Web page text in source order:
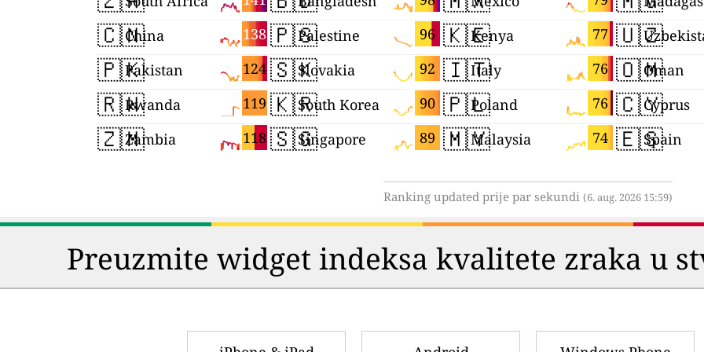
🇨🇳 138
China
🇵🇰 124
Pakistan
🇷🇼 119
Rwanda
🇿🇲 118
Zambia
🇵🇸 96
Palestine
🇸🇰 92
Slovakia
🇰🇷 90
South Korea
🇸🇬 89
Singapore
🇰🇪 77
Kenya
🇮🇹 76
Italy
🇵🇱 76
Poland
🇲🇾 74
Malaysia
🇺🇿
🇴🇲Oman
🇨🇾Cyprus
🇪🇸Spain
Ranking updated prije par sekundi (6. aug. 2026 15:59)
Preuzmite widget indeksa kvalitete zraka u